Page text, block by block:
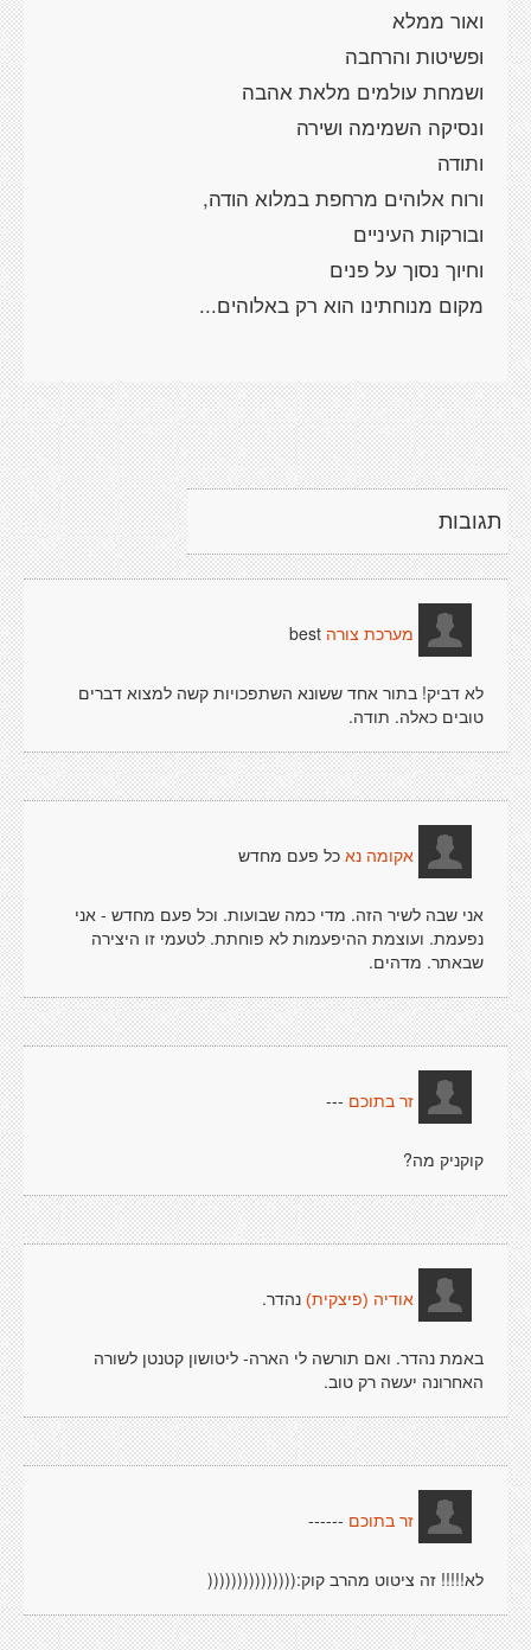
תגובות
מערכת צורה best
לא דביק! בתור אחד ששונא השתפכויות קשה למצוא דברים
טובים כאלה. תודה.
אקומה נא כל פעם מחדש
אני שבה לשיר הזה. מדי כמה שבועות. וכל פעם מחדש - אני
נפעמת. ועוצמת ההיפעמות לא פוחתת. לטעמי זו היצירה
שבאתר. מדהים.
זר בתוכם ---
קוקניק מה?
אודיה (פיצקית) נהדר.
באמת נהדר. ואם תורשה לי הארה- ליטושון קטנטן לשורה
האחרונה יעשה רק טוב.
זר בתוכם ------
לא!!!!! זה ציטוט מהרב קוק:(((((((((((((((